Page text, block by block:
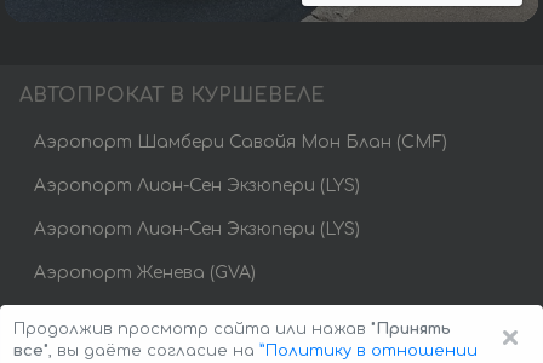
АВТОПРОКАТ В КУРШЕВЕЛЕ
Аэропорт Шамбери Савойя Мон Блан (CMF)
Аэропорт Лион-Сен Экзюпери (LYS)
Аэропорт Лион-Сен Экзюпери (LYS)
Аэропорт Женева (GVA)
×
Продолжив просмотр сайта или нажав "Принять
все", вы даёте согласие на ”Политику в отношении